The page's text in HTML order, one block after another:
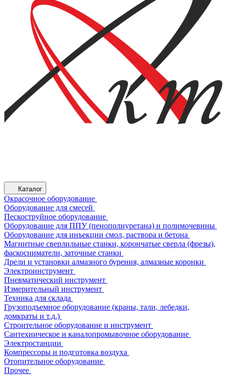
Каталог
Окрасочное оборудование
Оборудование для смесей
Пескоструйное оборудование
Оборудование для ППУ (пенополиуретана) и полимочевины
Оборудование для инъекции смол, раствора и бетона
Магнитные сверлильные станки, корончатые сверла (фрезы),
фаскосниматели, заточные станки
Дрели и установки алмазного бурения, алмазные коронки
Электроинструмент
Пневматический инструмент
Измерительный инструмент
Техника для склада
Грузоподъемное оборудование (краны, тали, лебедки,
домкраты и т.д.)
Строительное оборудование и инструмент
Сантехническое и каналопромывочное оборудование
Электростанции
Компрессоры и подготовка воздуха
Отопительное оборудование
Прочее